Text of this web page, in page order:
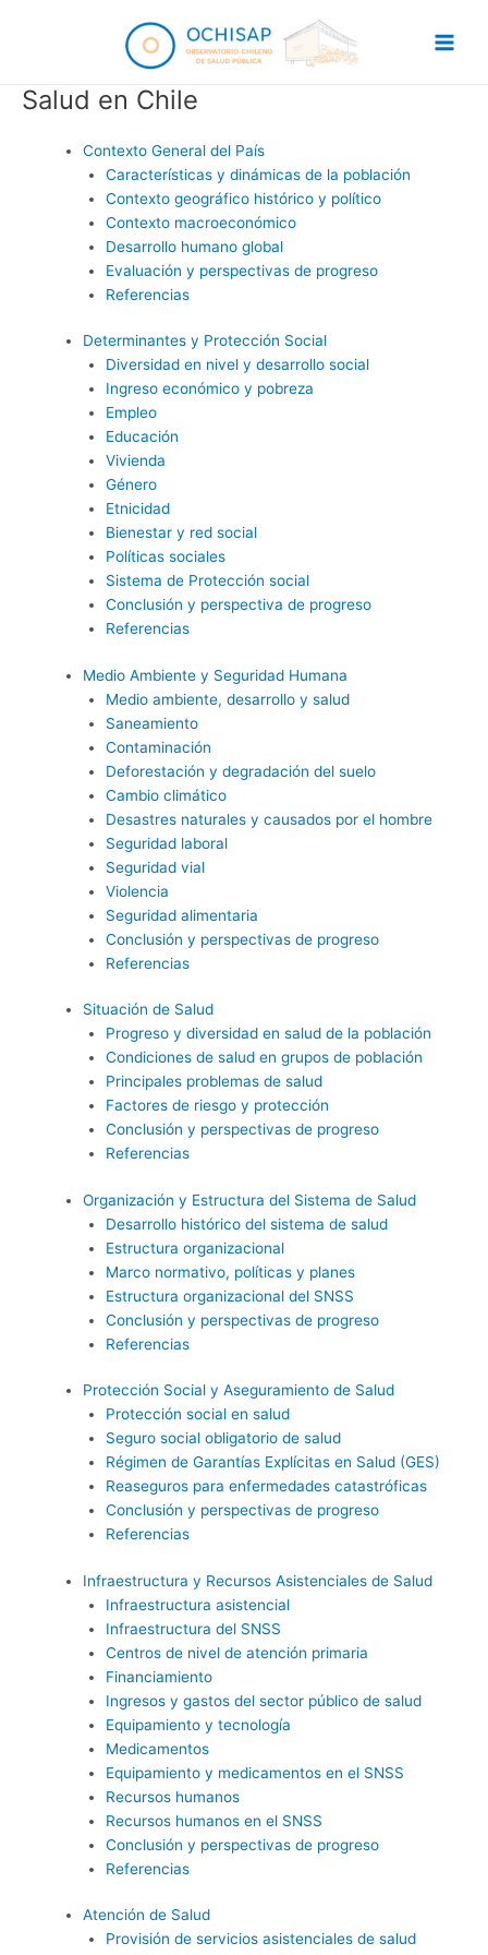
Main
Salud en Chile
Contexto General del País
Características y dinámicas de la población
Contexto geográfico histórico y político
Contexto macroeconómico
Desarrollo humano global
Evaluación y perspectivas de progreso
Referencias
Determinantes y Protección Social
Diversidad en nivel y desarrollo social
Ingreso económico y pobreza
Empleo
Educación
Vivienda
Género
Etnicidad
Bienestar y red social
Políticas sociales
Sistema de Protección social
Conclusión y perspectiva de progreso
Referencias
Medio Ambiente y Seguridad Humana
Medio ambiente, desarrollo y salud
Saneamiento
Contaminación
Deforestación y degradación del suelo
Cambio climático
Desastres naturales y causados por el hombre
Seguridad laboral
Seguridad vial
Violencia
Seguridad alimentaria
Conclusión y perspectivas de progreso
Referencias
Situación de Salud
Progreso y diversidad en salud de la población
Condiciones de salud en grupos de población
Principales problemas de salud
Factores de riesgo y protección
Conclusión y perspectivas de progreso
Referencias
Organización y Estructura del Sistema de Salud
Desarrollo histórico del sistema de salud
Estructura organizacional
Marco normativo, políticas y planes
Estructura organizacional del SNSS
Conclusión y perspectivas de progreso
Referencias
Protección Social y Aseguramiento de Salud
Protección social en salud
Seguro social obligatorio de salud
Régimen de Garantías Explícitas en Salud (GES)
Reaseguros para enfermedades catastróficas
Conclusión y perspectivas de progreso
Referencias
Infraestructura y Recursos Asistenciales de Salud
Infraestructura asistencial
Infraestructura del SNSS
Centros de nivel de atención primaria
Financiamiento
Ingresos y gastos del sector público de salud
Equipamiento y tecnología
Medicamentos
Equipamiento y medicamentos en el SNSS
Recursos humanos
Recursos humanos en el SNSS
Conclusión y perspectivas de progreso
Referencias
Atención de Salud
Provisión de servicios asistenciales de salud